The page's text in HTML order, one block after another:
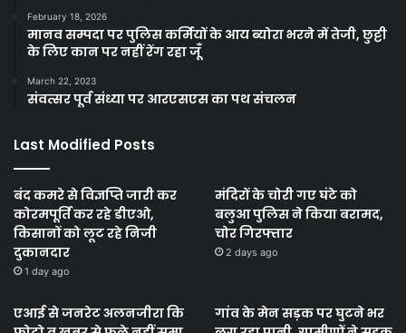
February 18, 2026
मानव सम्पदा पर पुलिस कर्मियों के आय ब्योरा भरने में तेजी, छुट्टी
के लिए कान पर नहीं रेंग रहा जूँ
March 22, 2023
संवत्सर पूर्व संध्या पर आरएसएस का पथ संचलन
Last Modified Posts
बंद कमरे से विज्ञप्ति जारी कर
कोरमपूर्ति कर रहे डीएओ,
किसानों को लूट रहे निजी
दुकानदार
1 day ago
मंदिरों के चोरी गए घंटे को
बलुआ पुलिस ने किया बरामद,
चोर गिरफ्तार
2 days ago
एआई से जनरेट अलनजीरा कि
गांव के मेन सड़क पर घुटने भर